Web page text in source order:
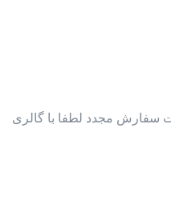
مجدد لطفا با گالری